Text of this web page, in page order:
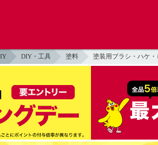
DIY・工具 塗料 塗装用ブラシ・ハケ・